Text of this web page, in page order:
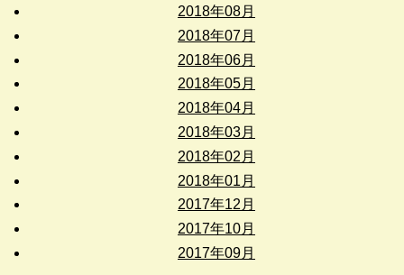
2018年08月
2018年07月
2018年06月
2018年05月
2018年04月
2018年03月
2018年02月
2018年01月
2017年12月
2017年10月
2017年09月